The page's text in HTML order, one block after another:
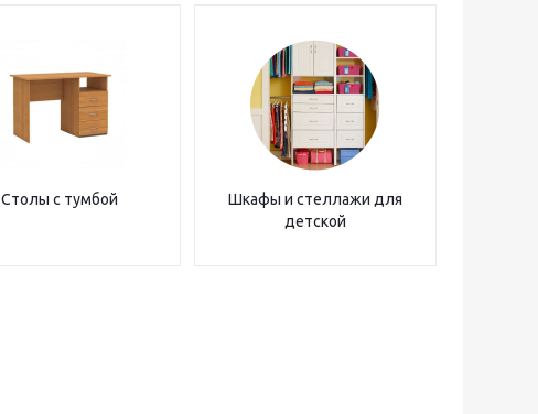
Столы с тумбой
Шкафы и стеллажи для
детской